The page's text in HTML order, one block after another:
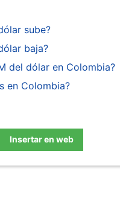
sube?
baja?
del dólar en Colombia?
en Colombia?
Insertar en web